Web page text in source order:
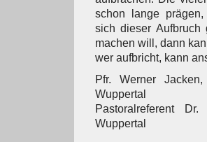
schon lange prägen,
sich dieser Aufbruch
machen will, dann
wer aufbricht, kann
Pfr. Werner
Wuppertal
Pastoralreferent
Wuppertal